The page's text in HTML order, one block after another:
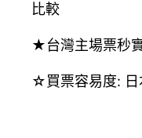
比較
★台灣主場票秒
☆買票容易度: 日